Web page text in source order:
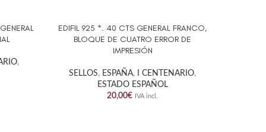
,
AÑADIR AL CARRITO
EDIFIL 925 *. 40 CTS GENERAL FRANCO,
BLOQUE DE CUATRO ERROR DE
IMPRESIÓN
SELLOS, ESPAÑA, I CENTENARIO,
ESTADO ESPAÑOL
20,00€ IVA incl.